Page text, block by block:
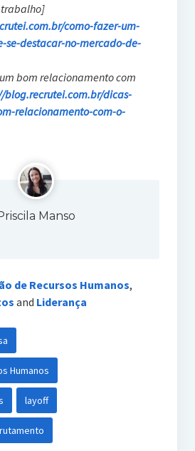
como-fazer-um-
se-destacar-no-mercado-de-
bom relacionamento com
blog.recrutei.com.br/dicas-
relacionamento-com-o-
Manso
de Recursos Humanos,
and Liderança
Humanos
layoff